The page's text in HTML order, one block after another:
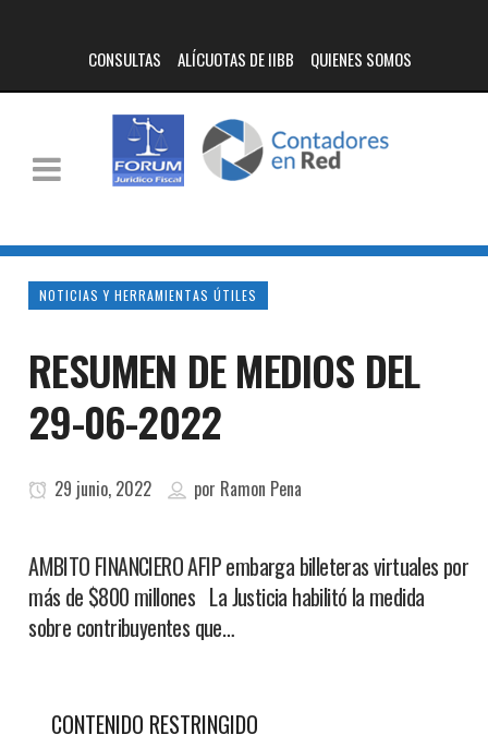
CONSULTAS ALÍCUOTAS DE IIBB QUIENES SOMOS
NOTICIAS Y HERRAMIENTAS ÚTILES
RESUMEN DE MEDIOS DEL
29-06-2022
29 junio, 2022 por Ramon Pena
AMBITO FINANCIERO AFIP embarga billeteras virtuales por
más de $800 millones La Justicia habilitó la medida
sobre contribuyentes que…
CONTENIDO RESTRINGIDO